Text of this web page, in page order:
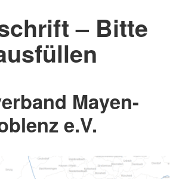
– Bitte
Mayen-
e.V.